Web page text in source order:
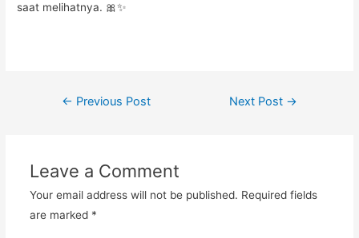
saat melihatnya. 🎀✨
Post← Previous Post Next Post →
Leave a Comment
Your email address will not be published. Required fields
are marked *